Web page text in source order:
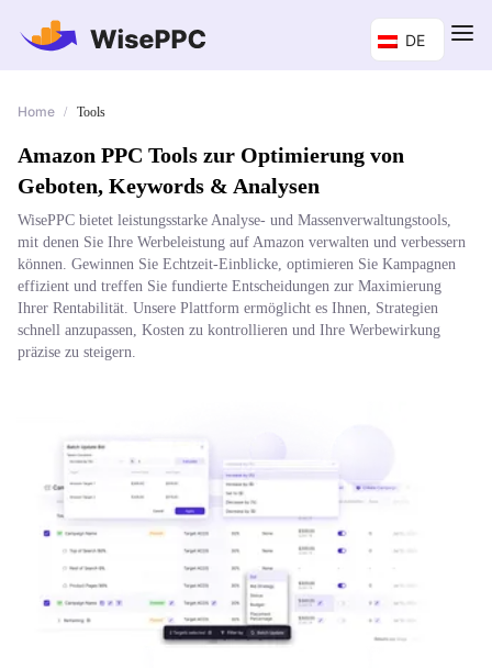
DE
Home / Tools
Amazon PPC Tools zur Optimierung von
Geboten, Keywords & Analysen
WisePPC bietet leistungsstarke Analyse- und Massenverwaltungstools,
mit denen Sie Ihre Werbeleistung auf Amazon verwalten und verbessern
können. Gewinnen Sie Echtzeit-Einblicke, optimieren Sie Kampagnen
effizient und treffen Sie fundierte Entscheidungen zur Maximierung
Ihrer Rentabilität. Unsere Plattform ermöglicht es Ihnen, Strategien
schnell anzupassen, Kosten zu kontrollieren und Ihre Werbewirkung
präzise zu steigern.